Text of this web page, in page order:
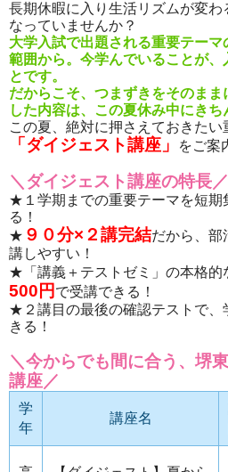
長期休暇に入り生活リズムが変わ
なっていませんか？
大学入試で出題される重要テー
範囲から。今学んでいることが、
とです。
だからこそ、つまずきをそのま
した内容は、この夏休み中にきち
この夏、絶対に押さえておきた
「ダイジェスト講座」 をご案
＼ダイジェスト講座の特長／
★１学期までの重要テーマを短期
る！
★ ９０分×２講完結だから、部
講しやすい！
★「講義＋テストゼミ」の本格的
500円 で受講できる！
★２講目の最後の確認テストで、
きる！
＼今からでも間に合う、堺
講座／
学
年
講座名